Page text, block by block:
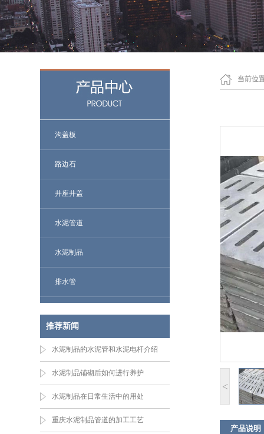
沟盖板
路边石
井座井盖
水泥管道
水泥制品
排水管
推荐新闻
水泥制品的水泥管和水泥电杆介绍
水泥制品铺砌后如何进行养护
水泥制品在日常生活中的用处
重庆水泥制品管道的加工工艺
当前位
<
产品说明